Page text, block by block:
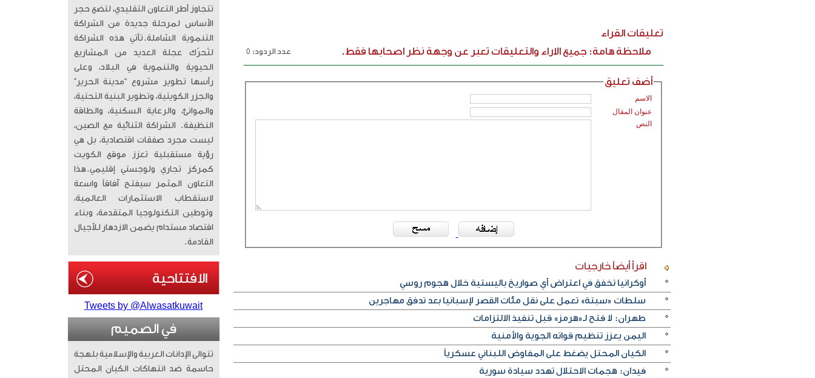
تعليقات القراء
ملاحظة هامة: جميع الاراء والتعليقات تعبر عن وجهة نظر اصحابها فقط.
عدد الردود: 0
أضف تعليق
الاسم
عنوان المقال
النص
اقرأ أيضاًخارجيات
أوكرانيا تخفق في اعتراض أي صواريخ باليستية خلال هجوم روسي
سلطات «سبتة» تعمل على نقل مئات القصر لإسبانيا بعد تدفق مهاجرين
طهران: لا فتح لـ«هرمز» قبل تنفيذ الالتزامات
اليمن يعزز تنظيم قواته الجوية والأمنية
الكيان المحتل يضغط على المفاوض اللبناني عسكرياً
فيدان: هجمات الاحتلال تهدد سيادة سورية
تتجاوز أطر التعاون التقليدي، لتضع حجر
الأساس لمرحلة جديدة من الشراكة
التنموية الشاملة. ​تأتي هذه الشراكة
لتُحرّك عجلة العديد من المشاريع
الحيوية والتنموية في البلاد، وعلى
رأسها تطوير مشروع “مدينة الحرير”
والجزر الكويتية، وتطوير البنية التحتية،
والموانئ، والرعاية السكنية، والطاقة
النظيفة. الشراكة الثنائية مع الصين،
ليست مجرد صفقات اقتصادية، بل هي
رؤية مستقبلية تعزز موقع الكويت
كمركز تجاري ولوجستي إقليمي. ​هذا
التعاون المثمر سيفتح آفاقاً واسعة
لاستقطاب الاستثمارات العالمية،
وتوطين التكنولوجيا المتقدمة، وبناء
اقتصاد مستدام يضمن الازدهار للأجيال
القادمة.
Tweets by @Alwasatkuwait
في الصميم
تتوالى الإدانات العربية والإسلامية بلهجة
حاسمة ضد انتهاكات الكيان المحتل